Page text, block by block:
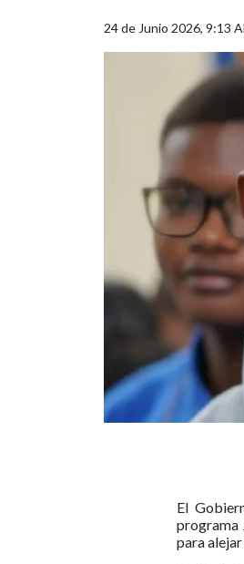
24 de Junio 2026, 9:13
El
programa
para